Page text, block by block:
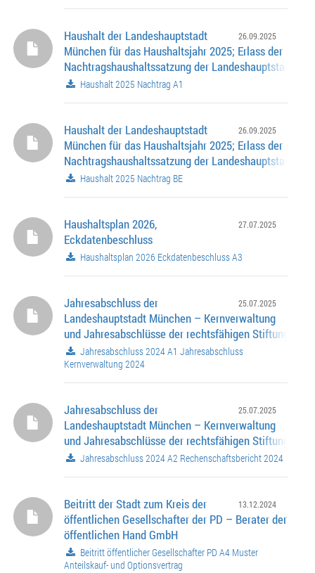
26.09.2025
Haushalt der Landeshauptstadt
München für das Haushaltsjahr 2025; Erlass der
Nachtragshaushaltssatzung der Landeshauptstadt
Nachtragshaushaltsplan
Haushalt 2025 Nachtrag A1
26.09.2025
Haushalt der Landeshauptstadt
München für das Haushaltsjahr 2025; Erlass der
Nachtragshaushaltssatzung der Landeshauptstadt
Nachtragshaushaltsplan
Haushalt 2025 Nachtrag BE
27.07.2025
Haushaltsplan 2026,
Eckdatenbeschluss
Haushaltsplan 2026 Eckdatenbeschluss A3
25.07.2025
Jahresabschluss der
Landeshauptstadt München – Kernverwaltung
und Jahresabschlüsse der rechtsfähigen Stiftungen
Haushaltsjahr 2024
Jahresabschluss 2024 A1 Jahresabschluss
Kernverwaltung 2024
25.07.2025
Jahresabschluss der
Landeshauptstadt München – Kernverwaltung
und Jahresabschlüsse der rechtsfähigen Stiftungen
Haushaltsjahr 2024
Jahresabschluss 2024 A2 Rechenschaftsbericht 2024
13.12.2024
Beitritt der Stadt zum Kreis der
öffentlichen Gesellschafter der PD – Berater der
öffentlichen Hand GmbH
Beitritt öffentlicher Gesellschafter PD A4 Muster
Anteilskauf- und Optionsvertrag